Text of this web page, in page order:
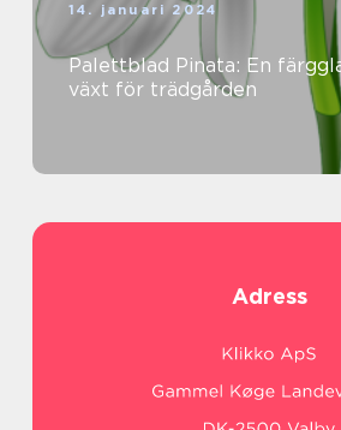
14. januari 2024
Palettblad Pinata: En
växt för trädgården
Adress